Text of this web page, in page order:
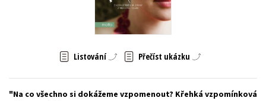
Zahraniční literatura
Listování Přečíst ukázku
Na co všechno si dokážeme vzpomenout? Křehká vzpomínková